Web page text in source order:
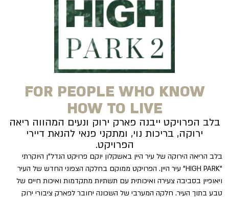
FOR PEOPLE WHO KNOW
HOW TO LIVE
בלב הפרויקט ייבנה פארק ירוק ונעים המהווה ריאה
ירוקה, בריכות נוי, ומתקני פנאי להנאת דיירי
הפרויקט.
בלב הריאה הירוקה של עיר היין באשקלון יוקם פרויקט הנדל"ן היוקרתי
"HIGH PARK" עיר היין. הפרויקט ממוקם בחלקה הצפוני החדש של העיר
ויאופיין בסביבה צעירה ואיכותית עם תשתיות מתקדמות ואיכות חיים של
טבע בתוך העיר. חלקה המערבי של השכונה יחובר לפארק ציבורי ירוק